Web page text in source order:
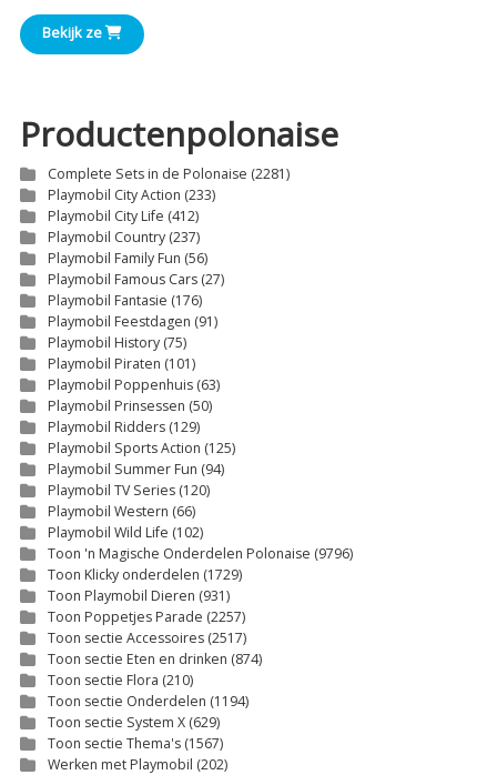
Bekijk ze
Productenpolonaise
Complete Sets in de Polonaise (2281)
Playmobil City Action (233)
Playmobil City Life (412)
Playmobil Country (237)
Playmobil Family Fun (56)
Playmobil Famous Cars (27)
Playmobil Fantasie (176)
Playmobil Feestdagen (91)
Playmobil History (75)
Playmobil Piraten (101)
Playmobil Poppenhuis (63)
Playmobil Prinsessen (50)
Playmobil Ridders (129)
Playmobil Sports Action (125)
Playmobil Summer Fun (94)
Playmobil TV Series (120)
Playmobil Western (66)
Playmobil Wild Life (102)
Toon 'n Magische Onderdelen Polonaise (9796)
Toon Klicky onderdelen (1729)
Toon Playmobil Dieren (931)
Toon Poppetjes Parade (2257)
Toon sectie Accessoires (2517)
Toon sectie Eten en drinken (874)
Toon sectie Flora (210)
Toon sectie Onderdelen (1194)
Toon sectie System X (629)
Toon sectie Thema's (1567)
Werken met Playmobil (202)